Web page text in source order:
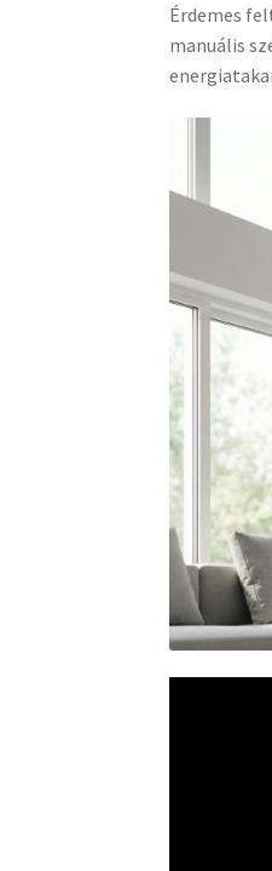
Érdemes
manuális